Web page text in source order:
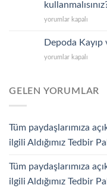
Destekli
Terminalleri
Başladı!
:
Üretim
Lojistik
Cihazı
1D
2D
Hangi
hangi
yorumlar kapalı
Depoda Kayıp
Depoda
Kaçak
yorumlar kapalı
GELEN YORUMLAR
Tüm paydaşlarımıza
ilgili Aldığımız Tedbir
Tüm paydaşlarımıza
ilgili Aldığımız Tedbir